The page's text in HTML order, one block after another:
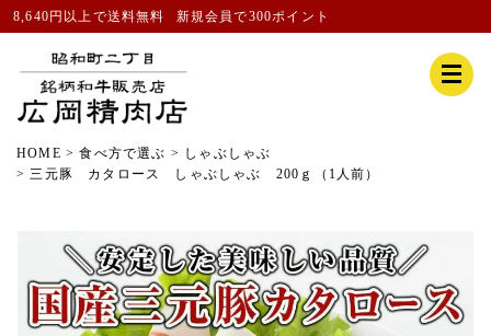
8,640円以上で送料無料 新規会員で300ポイント
HOME 食べ方で選ぶ
しゃぶしゃぶ
三元豚 カタロース しゃぶしゃぶ 200ｇ（1人前）